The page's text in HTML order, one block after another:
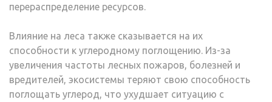
перераспределение ресурсов.
Влияние на леса также сказывается на их
способности к углеродному поглощению. Из-за
увеличения частоты лесных пожаров, болезней и
вредителей, экосистемы теряют свою способность
поглощать углерод, что ухудшает ситуацию с